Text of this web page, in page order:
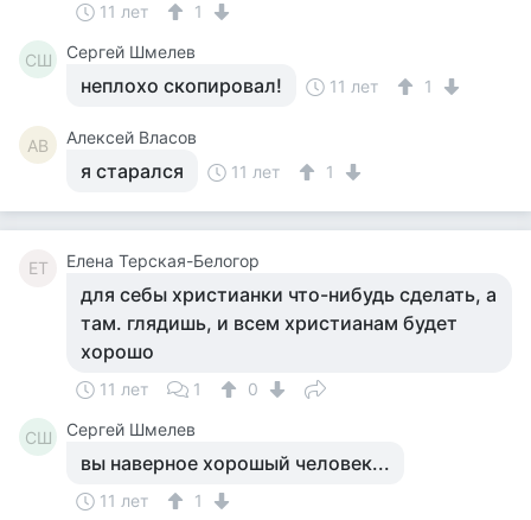
11 лет 1
СШ Сергей Шмелев
неплохо скопировал! 11 лет 1
АВ Алексей Власов
я старался 11 лет 1
ЕТ Елена Терская-Белогор
для себы христианки что-нибудь сделать, а
там. глядишь, и всем христианам будет
хорошо
11 лет 1 0
СШ Сергей Шмелев
вы наверное хорошый человек...
11 лет 1